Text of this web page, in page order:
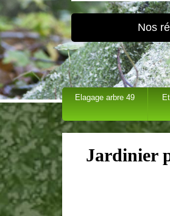
Nos
Elagage arbre 49
Jardinier